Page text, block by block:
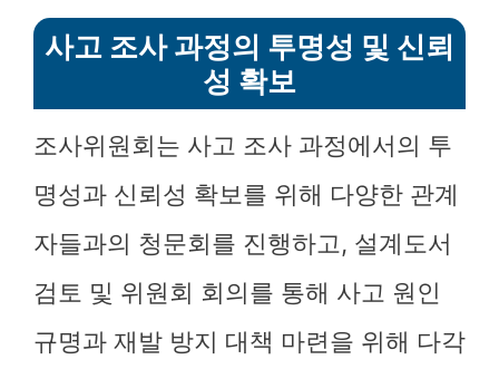
사고 조사 과정의 투명성 및 신뢰
성 확보
조사위원회는 사고 조사 과정에서의 투
명성과 신뢰성 확보를 위해 다양한 관계
자들과의 청문회를 진행하고, 설계도서
검토 및 위원회 회의를 통해 사고 원인
규명과 재발 방지 대책 마련을 위해 다각